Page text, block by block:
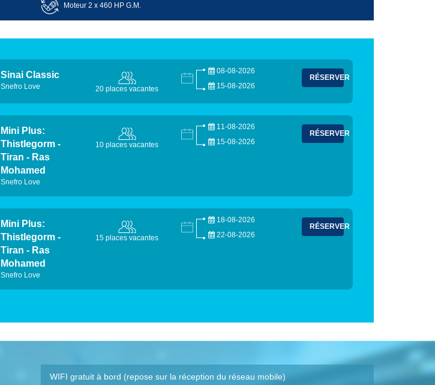
Moteur 2 x 460 HP G.M.
Sinai Classic
Snefro Love 20 places vacantes
08-08-2026
15-08-2026
RÉSERVER
Mini Plus:
Thistlegorm -
Tiran - Ras
Mohamed
Snefro Love
10 places vacantes
11-08-2026
15-08-2026
RÉSERVER
Mini Plus:
Thistlegorm -
Tiran - Ras
Mohamed
Snefro Love
15 places vacantes
18-08-2026
22-08-2026
RÉSERVER
WIFI gratuit à bord (repose sur la réception du réseau mobile)